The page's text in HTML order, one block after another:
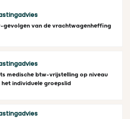
gevolgen van de vrachtwagenheffing
medische btw-vrijstelling op niveau
het individuele groepslid